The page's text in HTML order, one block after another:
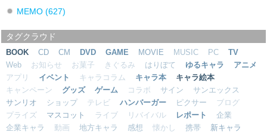
MEMO (627)
タグクラウド
BOOK CD CM DVD GAME MOVIE MUSIC PC
TV
Web
お知らせ お菓子 きぐるみ はりぼて ゆるキャラ
アニメ
アプリ
イベント キャラコラム キャラ本
キャラ絵本
キャンペーン
グッズ ゲーム コラボ サイン
サンエックス
サンリオ
ショップ テレビ ハンバーガー ピクサー
ブログ
プライズ
マスコット ライブ リバイバル レポート
企業
企業キャラ
動画 地方キャラ 感想 懐かし 携帯
新キャラ